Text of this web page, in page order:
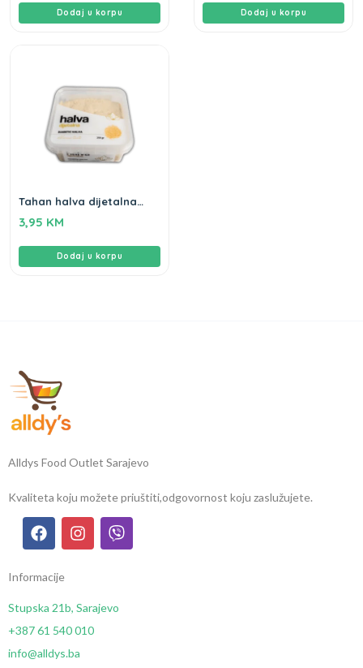
Dodaj u korpu Dodaj u korpu
Tahan halva dijetalna
3,95 KM
Dodaj u korpu
Alldys Food Outlet Sarajevo
Kvaliteta koju možete priuštiti,odgovornost koju zaslužujete.
Informacije
Stupska 21b, Sarajevo
+387 61 540 010
info@alldys.ba